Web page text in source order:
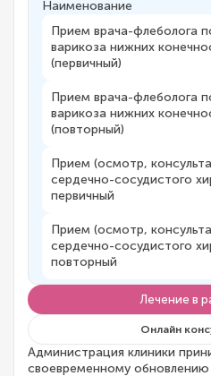
Наименование
Прием врача-флеболога
варикоза нижних
(первичный)
Прием врача-флеболога
варикоза нижних
(повторный)
Прием (осмотр,
сердечно-сосудистого
первичный
Прием (осмотр,
сердечно-сосудистого
повторный
Лечение в
Онлайн
Администрация клиники
своевременному